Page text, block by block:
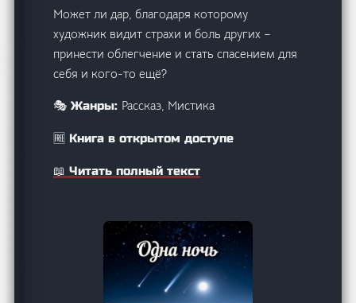
Может ли дар, благодаря которому
художник видит страхи и боль других –
принести облегчение и стать спасением для
себя и кого-то ещё?
🎭 Жанры: Рассказ, Мистика
🆓 Книга в открытом доступе
📖 Читать полный текст